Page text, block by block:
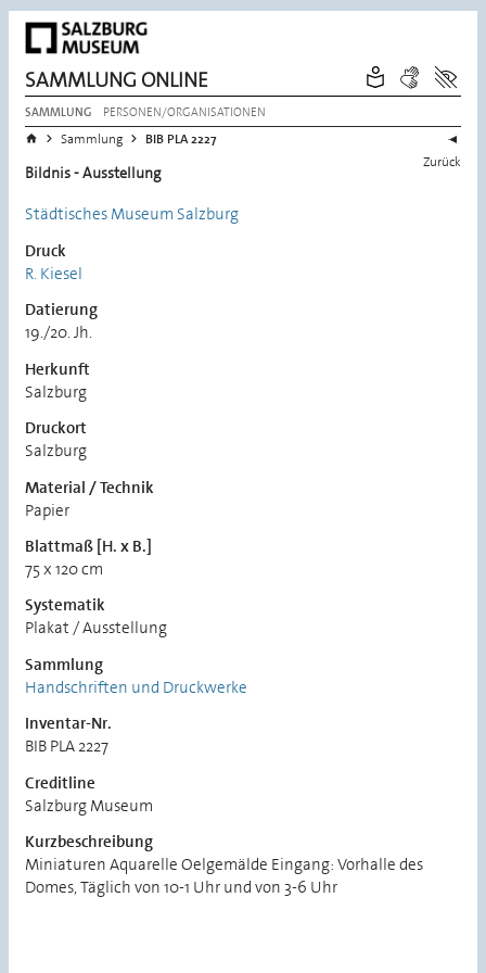
SAMMLUNG ONLINE
SAMMLUNG PERSONEN/ORGANISATIONEN
Zurück
Sie befinden sich hier:
Startseite
>Sammlung >BIB PLA 2227
Bildnis - Ausstellung
Städtisches Museum Salzburg
Druck
R. Kiesel
Datierung
19./20. Jh.
Herkunft
Salzburg
Druckort
Salzburg
Material / Technik
Papier
Blattmaß [H. x B.]
75 x 120 cm
Systematik
Plakat / Ausstellung
Sammlung
Handschriften und Druckwerke
Inventar-Nr.
BIB PLA 2227
Creditline
Salzburg Museum
Kurzbeschreibung
Miniaturen Aquarelle Oelgemälde Eingang: Vorhalle des
Domes, Täglich von 10-1 Uhr und von 3-6 Uhr